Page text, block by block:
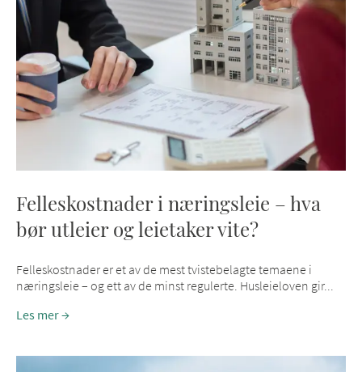
Felleskostnader i næringsleie – hva
bør utleier og leietaker vite?
Felleskostnader er et av de mest tvistebelagte temaene i
næringsleie – og ett av de minst regulerte. Husleieloven gir...
Les mer